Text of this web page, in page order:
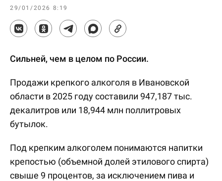
29/01/2026 8:19
Сильней, чем в целом по России.
Продажи крепкого алкоголя в Ивановской
области в 2025 году составили 947,187 тыс.
декалитров или 18,944 млн поллитровых
бутылок.
Под крепким алкоголем понимаются напитки
крепостью (объемной долей этилового спирта)
свыше 9 процентов, за исключением пива и